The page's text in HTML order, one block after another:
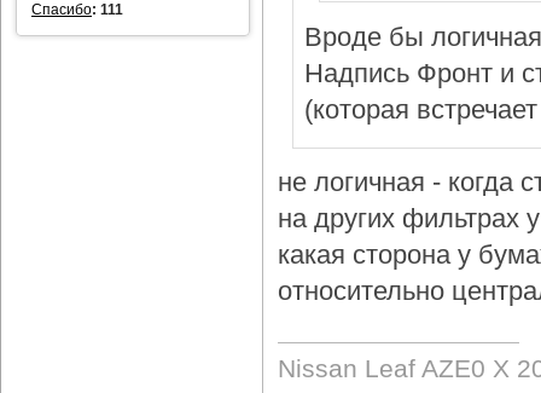
Спасибо: 111
Вроде бы
Надпись Фронт и
(которая
не логичная - когда
на других фильтрах
какая сторона у
относительно
Nissan Leaf AZE0 X